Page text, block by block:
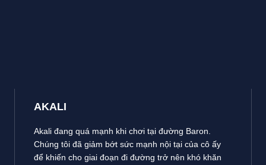
AKALI
Akali đang quá mạnh khi chơi tại đường Baron.
Chúng tôi đã giảm bớt sức mạnh nội tại của cô ấy
để khiến cho giai đoạn đi đường trở nên khó khăn